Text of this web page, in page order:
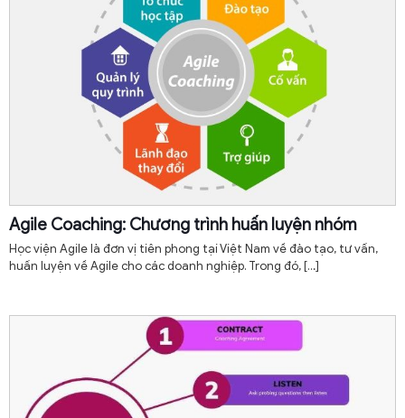
Agile Coaching: Chương trình huấn luyện nhóm
Học viện Agile là đơn vị tiên phong tại Việt Nam về đào tạo, tư vấn,
huấn luyện về Agile cho các doanh nghiệp. Trong đó,[…]